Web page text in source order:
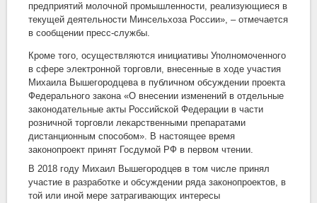
предприятий молочной промышленности, реализующиеся в
текущей деятельности Минсельхоза России», – отмечается
в сообщении пресс-службы.
Кроме того, осуществляются инициативы Уполномоченного
в сфере электронной торговли, внесенные в ходе участия
Михаила Вышегородцева в публичном обсуждении проекта
Федерального закона «О внесении изменений в отдельные
законодательные акты Российской Федерации в части
розничной торговли лекарственными препаратами
дистанционным способом». В настоящее время
законопроект принят Госдумой РФ в первом чтении.
В 2018 году Михаил Вышегородцев в том числе принял
участие в разработке и обсуждении ряда законопроектов, в
той или иной мере затрагивающих интересы